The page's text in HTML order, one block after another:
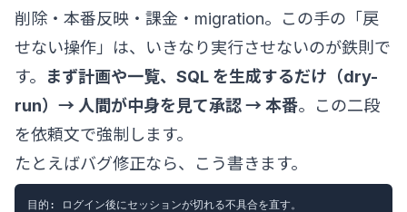
削除・本番反映・課金・migration。この手の「戻
せない操作」は、いきなり実行させないのが鉄則で
す。
まず計画や一覧、SQL を生成するだけ（dry-
run）→ 人間が中身を見て承認 → 本番。この二段
を依頼文で強制します。
たとえばバグ修正なら、こう書きます。
目的: ログイン後にセッションが切れる不具合を直す。